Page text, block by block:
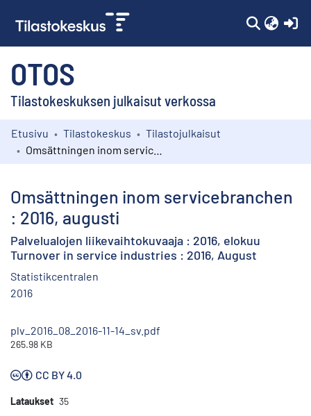
OTOS
Tilastokeskuksen julkaisut verkossa
Kokoelmat
Etusivu Tilastokeskus
Tilastojulkaisut
Omsättningen inom servicebranchen
: 2016, augusti
Palvelualojen liikevaihtokuvaaja : 2016, elokuu
Turnover in service industries : 2016, August
Statistikcentralen
2016
plv_2016_08_2016-11-14_sv.pdf
265.98 KB
CC BY 4.0
Lataukset 35